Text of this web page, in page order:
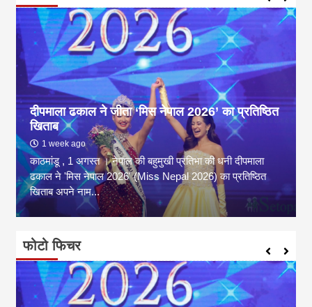
दीपमाला ढकाल ने जीता ‘मिस नेपाल 2026’ का प्रतिष्ठित
खिताब
1 week ago
काठमांडू , 1 अगस्त । नेपाल की बहुमुखी प्रतिभा की धनी दीपमाला
ढकाल ने 'मिस नेपाल 2026' (Miss Nepal 2026) का प्रतिष्ठित
खिताब अपने नाम...
फोटो फिचर